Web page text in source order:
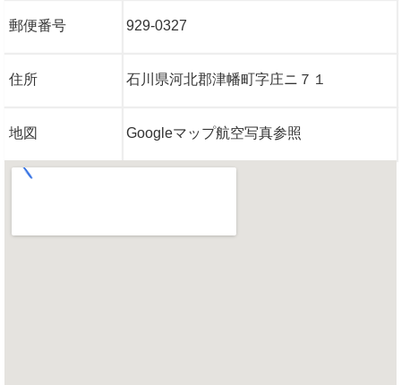
郵便番号 929-0327
住所 石川県河北郡津幡町字庄ニ７１
地図 Googleマップ航空写真参照